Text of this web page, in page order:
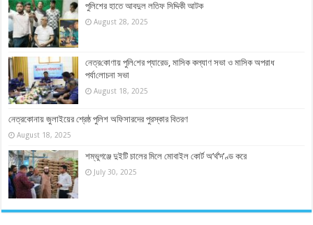
পুলিশের হাতে আবদুল লতিফ সিদ্দিকী আটক
August 28, 2025
নেত্র‌কোণায় পু‌লি‌শের প্যারেড, মাসিক কল্যাণ সভা ও মাসিক অপরাধ
পর্যা‌লোচনা সভা
August 18, 2025
নেত্রকোনায় জুলাইয়ের শ্রেষ্ঠ পুলিশ অফিসারদের পুরস্কার বিতরণ
August 18, 2025
শম্ভুগঞ্জে দুইটি চালের মিলে মোবাইল কোর্ট অ’র্থ’দ’ণ্ড করে
July 30, 2025